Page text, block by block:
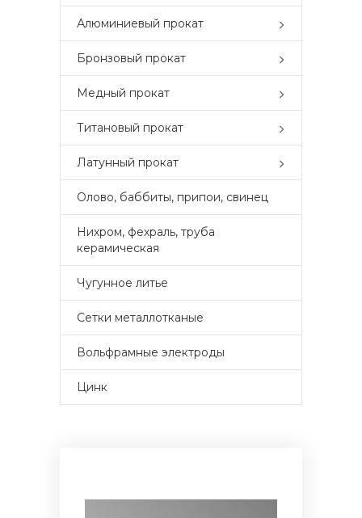
Алюминиевый прокат
Бронзовый прокат
Медный прокат
Титановый прокат
Латунный прокат
Олово, баббиты, припои, свинец
Нихром, фехраль, труба
керамическая
Чугунное литье
Сетки металлотканые
Вольфрамные электроды
Цинк